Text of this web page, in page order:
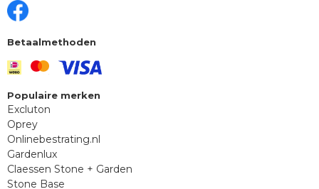
Betaalmethoden
Populaire merken
Excluton
Oprey
Onlinebestrating.nl
Gardenlux
Claessen Stone + Garden
Stone Base